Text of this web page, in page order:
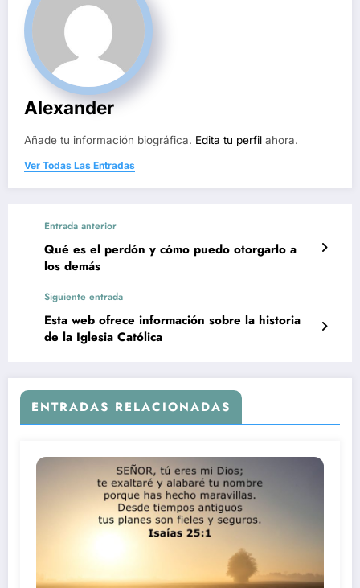
Alexander
Añade tu información biográfica. Edita tu perfil ahora.
Ver Todas Las Entradas
Entrada anterior
Qué es el perdón y cómo puedo otorgarlo a
los demás
Siguiente entrada
Esta web ofrece información sobre la historia
de la Iglesia Católica
ENTRADAS RELACIONADAS